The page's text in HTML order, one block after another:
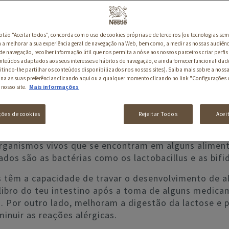
SÃO E QUAIS OS SEUS
sabes exatamente o que são probióticos e
exatamente é em que alimentos é que
vivos que se encontram em alguns
são as bactérias como os lactobacillus e as
a capacidade de travar o desenvolvimento de
do teu intestino após a toma de alguns
Por outro lado, melhoram a digestão da lactose e
as reações alérgicas.
"Aceitar todos", concorda com o uso de cookies próprias e de terceiros (ou tecnologias
melhorar a sua experiência geral de navegação na Web, bem como, a medir as nossas
navegação, recolher informação útil que nos permita a nós e aos nossos parceiros criar perfis
adaptados aos seus interesses e hábitos de navegação, e ainda fornecer
lhe partilhar os conteúdos disponibilizados nos nossos sites). Saiba mais sobre a
as suas preferências clicando aqui ou a qualquer momento clicando no link "Configurações
site. Mais informações
Rejeitar Todos
de cookies